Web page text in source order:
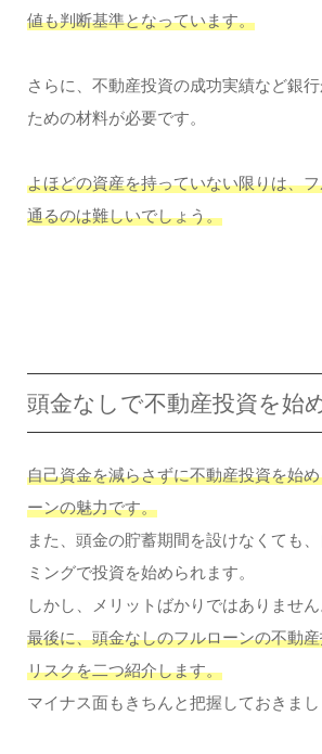
値も判断基準となっています。
さらに、不動産投資の成功実績など銀
ための材料が必要です。
よほどの資産を持っていない限りは、
通るのは難しいでしょう。
頭金なしで不動産投資を始
自己資金を減らさずに不動産投資を始
ーンの魅力です。
また、頭金の貯蓄期間を設けなくても
ミングで投資を始められます。
しかし、メリットばかりではありません
最後に、頭金なしのフルローンの不動
リスクを二つ紹介します。
マイナス面もきちんと把握しておきまし